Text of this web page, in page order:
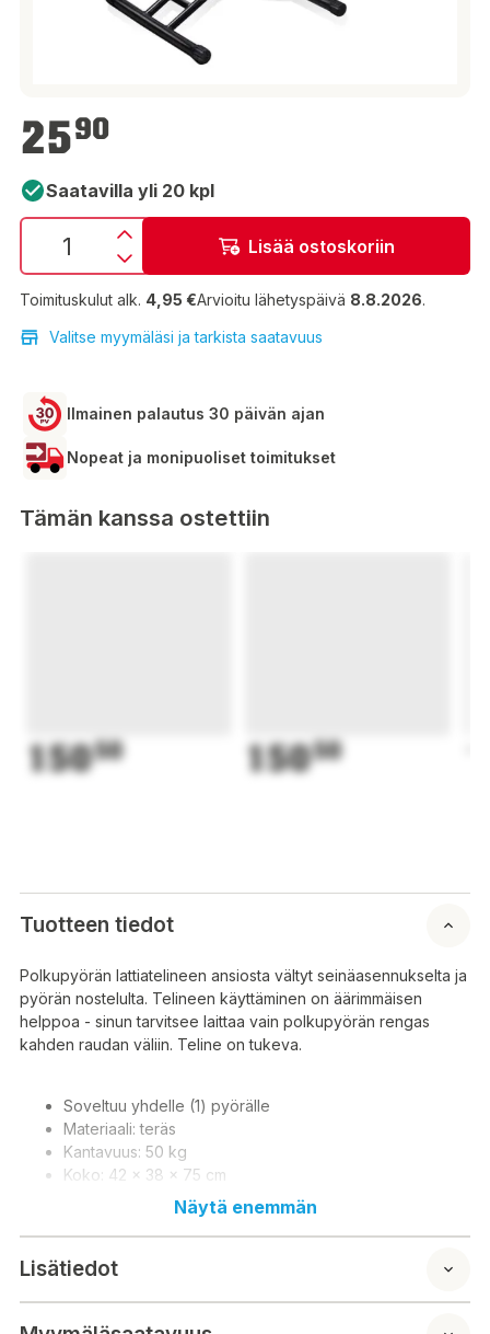
2590
Saatavilla yli 20 kpl
Lisää ostoskoriin
Toimituskulut alk. 4,95 €Arvioitu lähetyspäivä 8.8.2026.
Valitse myymäläsi ja tarkista saatavuus
Ilmainen palautus 30 päivän ajan
Nopeat ja monipuoliset toimitukset
Tämän kanssa ostettiin
15050 15050
Tuotteen tiedot
Polkupyörän lattiatelineen ansiosta vältyt seinäasennukselta ja
pyörän nostelulta. Telineen käyttäminen on äärimmäisen
helppoa - sinun tarvitsee laittaa vain polkupyörän rengas
kahden raudan väliin. Teline on tukeva.
Soveltuu yhdelle (1) pyörälle
Materiaali: teräs
Kantavuus: 50 kg
Koko: 42 x 38 x 75 cm
Tack vare cykelgolvstället slipper du väggmontering och lyft
av cykeln. Att använda stativet är extremt enkelt - du behöver
bara sätta ett cykeldäck mellan två järn. Stativet är robust.
Näytä enemmän
Lisätiedot